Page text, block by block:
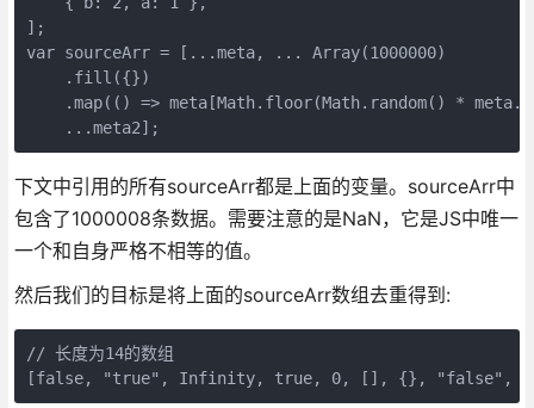
];
var sourceArr = [...meta, ... Array(1000000)
    .fill({})
.map(() => meta[Math.floor(Math.random() *
    ...meta2];
下文中引用的所有sourceArr都是上面的变量。sourceArr中
包含了1000008条数据。需要注意的是NaN，它是JS中唯一
一个和自身严格不相等的值。
然后我们的目标是将上面的sourceArr数组去重得到:
// 长度为14的数组
[false, "true", Infinity, true, 0, [], {}, "false",